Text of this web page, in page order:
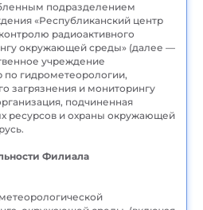
подразделением
«Республиканский центр
радиоактивного
окружающей среды» (далее —
учреждение
по гидрометеорологии,
загрязнения и мониторингу
подчиненная
ресурсов и охраны окружающей
Филиала